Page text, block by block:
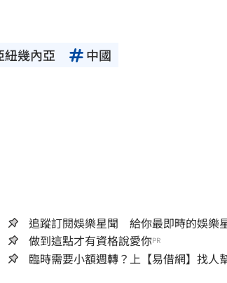
紐幾內亞 中國
追蹤訂閱娛樂星聞 給你最即時的娛樂
做到這點才有資格說愛你PR
臨時需要小額週轉？上【易借網】找人